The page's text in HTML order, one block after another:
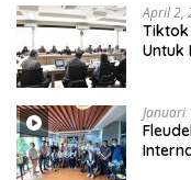
April 2,
Tiktok
Untuk
Januari